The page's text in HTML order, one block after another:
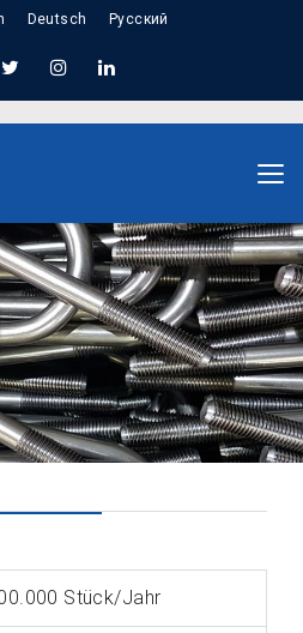
Deutsch Русский
Stück/Jahr